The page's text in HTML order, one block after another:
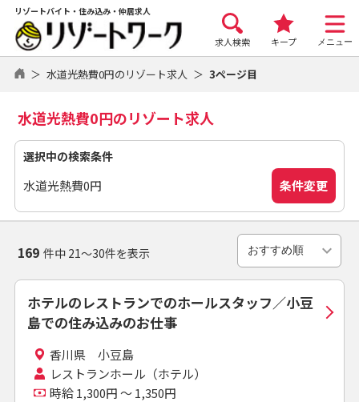
リゾートバイト・住み込み・仲居求人
求人検索 キープ メニュー
水道光熱費0円のリゾート求人 3ページ目
水道光熱費0円のリゾート求人
選択中の検索条件
水道光熱費0円 条件変更
169 件中 21～30件を表示
ホテルのレストランでのホールスタッフ／小豆
島での住み込みのお仕事
香川県 小豆島
レストランホール（ホテル）
時給 1,300円 ～ 1,350円